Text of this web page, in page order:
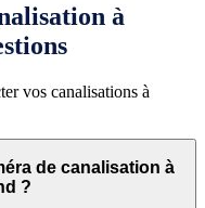
à
vos canalisations à
de canalisation à
?